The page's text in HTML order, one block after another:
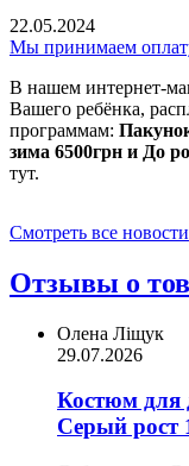
22.05.2024
Мы принимаем
В нашем интернет-
Вашего ребёнка,
программам:
зима 6500грн и До
тут.
Смотреть все новости
Отзывы о
Олена Ліщук
29.07.2026
Костюм для
Серый рост